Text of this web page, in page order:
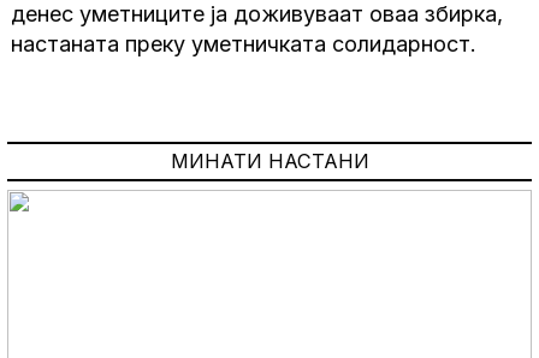
денес уметниците ја доживуваат оваа збирка,
настаната преку уметничката солидарност.
МИНАТИ НАСТАНИ